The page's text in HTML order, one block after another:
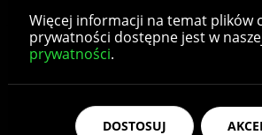
Więcej informacji na temat plików
prywatności dostępne jest w
prywatności.
DOSTOSUJ